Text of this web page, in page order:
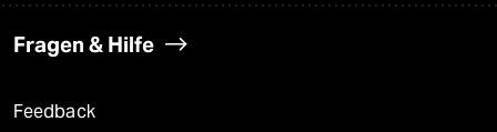
Fragen & Hilfe
Feedback